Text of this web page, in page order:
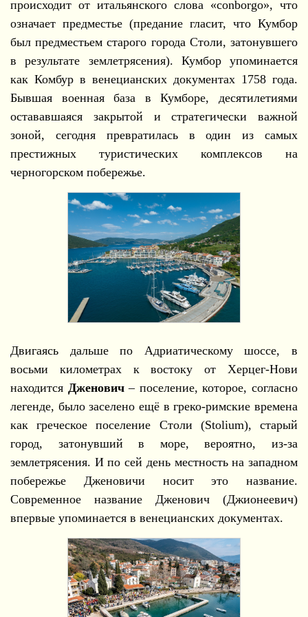
происходит от итальянского слова «conborgo», что
означает предместье (предание гласит, что Кумбор
был предместьем старого города Столи, затонувшего
в результате землетрясения). Кумбор упоминается
как Комбур в венецианских документах 1758 года.
Бывшая военная база в Кумборе, десятилетиями
остававшаяся закрытой и стратегически важной
зоной, сегодня превратилась в один из самых
престижных туристических комплексов на
черногорском побережье.
Двигаясь дальше по Адриатическому шоссе, в
восьми километрах к востоку от Херцег-Нови
находится Дженович– поселение, которое, согласно
легенде, было заселено ещё в греко-римские времена
как греческое поселение Столи (Stolium), старый
город, затонувший в море, вероятно, из-за
землетрясения. И по сей день местность на западном
побережье Дженовичи носит это название.
Современное название Дженович (Джионеевич)
впервые упоминается в венецианских документах.